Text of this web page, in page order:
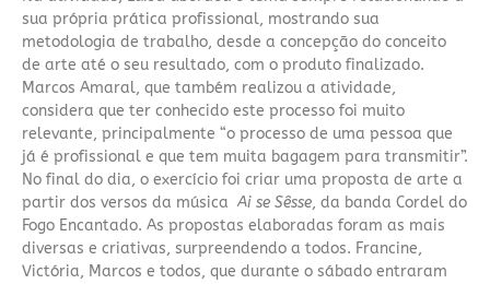
sua própria prática profissional, mostrando sua
metodologia de trabalho, desde a concepção do conceito
de arte até o seu resultado, com o produto finalizado.
Marcos Amaral, que também realizou a atividade,
considera que ter conhecido este processo foi muito
relevante, principalmente “o processo de uma pessoa que
já é profissional e que tem muita bagagem para transmitir”.
No final do dia, o exercício foi criar uma proposta de arte a
partir dos versos da música Ai se Sêsse, da banda Cordel do
Fogo Encantado. As propostas elaboradas foram as mais
diversas e criativas, surpreendendo a todos. Francine,
Victória, Marcos e todos, que durante o sábado entraram